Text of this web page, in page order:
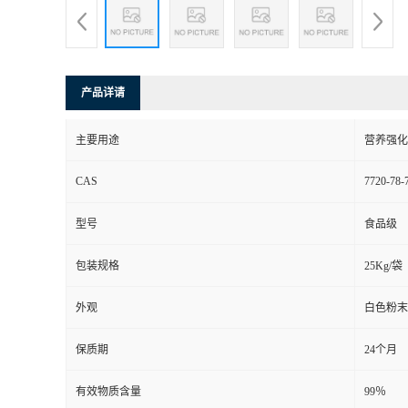
产品详请
主要用途 营养强化
CAS 7720-78-
型号 食品级
包装规格 25Kg/袋
外观 白色粉
保质期 24个月
有效物质含量 99％